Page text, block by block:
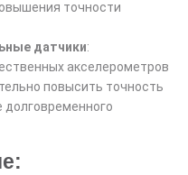
точности
датчики:
акселерометров
повысить точность
долговременного